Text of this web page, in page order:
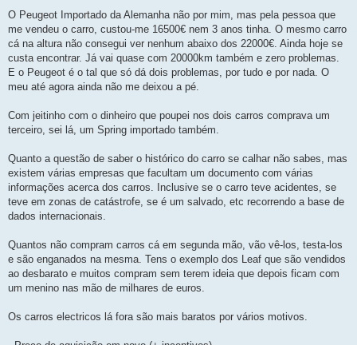
O Peugeot Importado da Alemanha não por mim, mas pela pessoa que
me vendeu o carro, custou-me 16500€ nem 3 anos tinha. O mesmo carro
cá na altura não consegui ver nenhum abaixo dos 22000€. Ainda hoje se
custa encontrar. Já vai quase com 20000km também e zero problemas.
E o Peugeot é o tal que só dá dois problemas, por tudo e por nada. O
meu até agora ainda não me deixou a pé.
Com jeitinho com o dinheiro que poupei nos dois carros comprava um
terceiro, sei lá, um Spring importado também.
Quanto a questão de saber o histórico do carro se calhar não sabes, mas
existem várias empresas que facultam um documento com várias
informações acerca dos carros. Inclusive se o carro teve acidentes, se
teve em zonas de catástrofe, se é um salvado, etc recorrendo a base de
dados internacionais.
Quantos não compram carros cá em segunda mão, vão vê-los, testa-los
e são enganados na mesma. Tens o exemplo dos Leaf que são vendidos
ao desbarato e muitos compram sem terem ideia que depois ficam com
um menino nas mão de milhares de euros.
Os carros electricos lá fora são mais baratos por vários motivos.